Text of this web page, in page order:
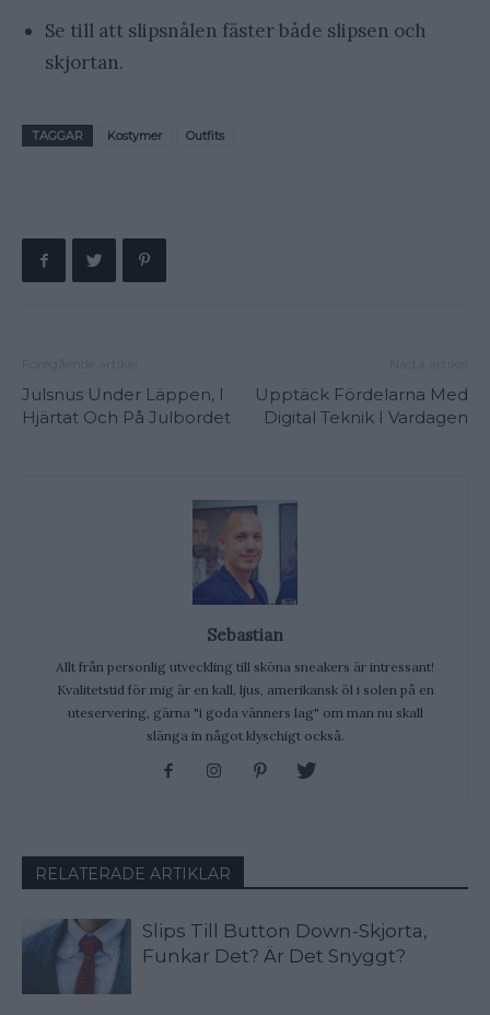
Se till att slipsnålen fäster både slipsen och
skjortan.
TAGGAR Kostymer Outfits
Julsnus Under Läppen, I
Hjärtat Och På Julbordet
Upptäck Fördelarna Med
Digital Teknik I Vardagen
Sebastian
Allt från personlig utveckling till sköna sneakers är intressant!
Kvalitetstid för mig är en kall, ljus, amerikansk öl i solen på en
uteservering, gärna "i goda vänners lag" om man nu skall
slänga in något klyschigt också.
RELATERADE ARTIKLAR
Slips Till Button Down-Skjorta,
Funkar Det? Är Det Snyggt?